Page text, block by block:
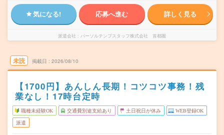
気になる! 応募へ進む 詳しく見る
派遣会社 パーソルテンプスタッフ株式会社 首都圏
未読 掲載日 2026/08/10
【1700円】あんしん長期！コツコツ事務！残
業なし！17時台定時
職種未経験OK 交通費別途支給あり 土日祝日が休み WEB登録OK
派遣